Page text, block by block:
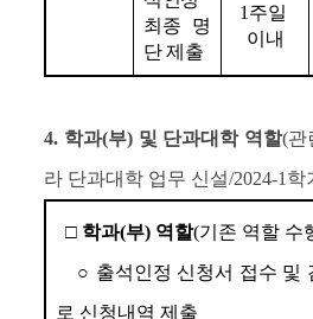
최종 명
단 제출
1 주일
이내
4. 학과(부) 및 단과대학 역할(관
라 단과대학 업무 신설/2024-1학
□ 학과(부) 역할(기존 역할 수
○ 출석인정 신청서 접수 및
로 신청내역 제출